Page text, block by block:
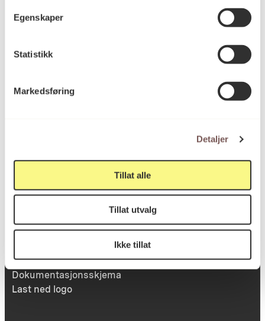
Egenskaper
Statistikk
Markedsføring
Detaljer
Tillat alle
Tillat utvalg
Ikke tillat
Besøksadresse
Victoria Terrasse 11
Viktig info
Utbetaling og fakturering
Om opphavsrett
Dokumentasjonsskjema
Last ned logo